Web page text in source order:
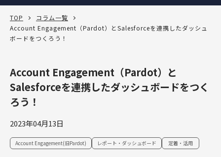
Salesforce活用診断
-30秒でかんたん診断-
ぶ
サービスから選ぶ
セールスコンサルティング支援
ダッシュボードワークショップ
カスタマージャーニーワークショップ
SFAマネジメントワークショップ
俯瞰図ワークショップ
Salesforce
Tableau
Account Engagement
Marketing Cloud
その他サービス
製品から選ぶ
定着・活用支援
セールスコンサルティング支援
Tableau
人材育成パッケージ
定着・活用支援
Marketing Cloud
よくある課題
Salesforce定着・活用支援
Tableauを活用できる人材を増やしたい
セミナー
コラム
選ばれる理由
資料ダウンロード
TOP
コラム一覧
Account Engagement（Pardot）とSalesforceを連携したダッシュ
ボードをつくろう！
Account Engagement（Pardot）と
Salesforceを連携したダッシュボードをつく
ろう！
2023年04月13日
Account Engagement(旧Pardot) レポート・ダッシュボード 定着・活用